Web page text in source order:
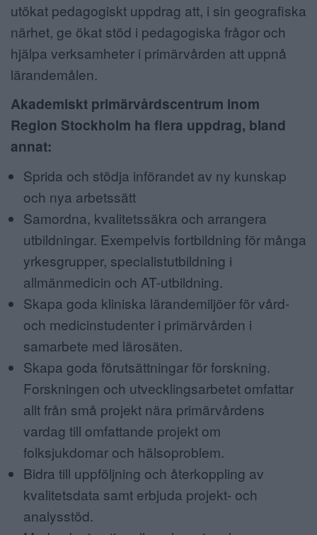
utökat pedagogiskt uppdrag att, i sin geografiska
närhet, ge ökat stöd i pedagogiska frågor och
hjälpa verksamheter i primärvården att uppnå
lärandemålen.
Akademiskt primärvårdscentrum inom
Region Stockholm ha flera uppdrag, bland
annat:
Sprida och stödja införandet av ny kunskap
och nya arbetssätt
Samordna, kvalitetssäkra och arrangera
utbildningar. Exempelvis fortbildning för många
yrkesgrupper, specialistutbildning i
allmänmedicin och AT-utbildning.
Skapa goda kliniska lärandemiljöer för vård-
och medicinstudenter i primärvården i
samarbete med lärosäten.
Skapa goda förutsättningar för forskning.
Forskningen och utvecklingsarbetet omfattar
allt från små projekt nära primärvårdens
vardag till omfattande projekt om
folksjukdomar och hälsoproblem.
Bidra till uppföljning och återkoppling av
kvalitetsdata samt erbjuda projekt- och
analysstöd.